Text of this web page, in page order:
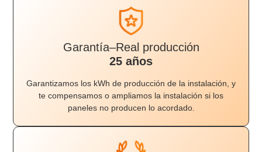
Garantía–Real producción
25 años
Garantizamos los kWh de producción de la instalación, y
te compensamos o ampliamos la instalación si los
paneles no producen lo acordado.